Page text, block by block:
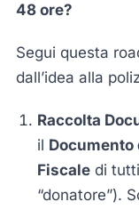
48 ore?
Segui questa
dall’idea alla
Raccolta
il Documento
Fiscaledi tutti
“donatore”).